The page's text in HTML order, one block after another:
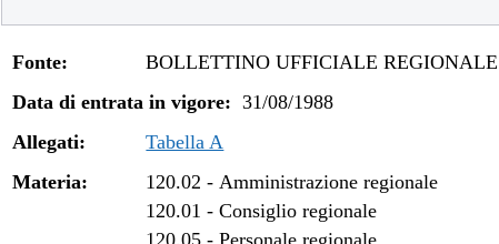
Fonte:
BOLLETTINO UFFICIALE REGIONALE
Data di entrata in vigore: 31/08/1988
Allegati:
Tabella A
Materia:
120.02 -Amministrazione regionale
120.01 -Consiglio regionale
120.05 -Personale regionale